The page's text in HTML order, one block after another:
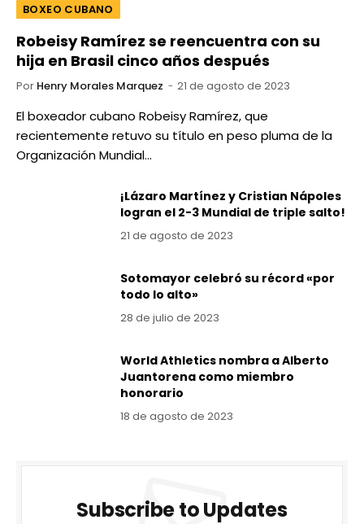
BOXEO CUBANO
Robeisy Ramírez se reencuentra con su
hija en Brasil cinco años después
Por Henry Morales Marquez 21 de agosto de 2023
El boxeador cubano Robeisy Ramírez, que
recientemente retuvo su título en peso pluma de la
Organización Mundial…
¡Lázaro Martínez y Cristian Nápoles
logran el 2-3 Mundial de triple salto!
21 de agosto de 2023
Sotomayor celebró su récord «por
todo lo alto»
28 de julio de 2023
World Athletics nombra a Alberto
Juantorena como miembro
honorario
18 de agosto de 2023
Subscribe to Updates